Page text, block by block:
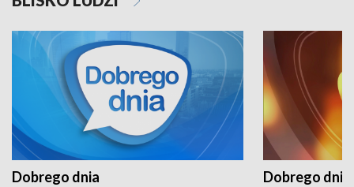
Dobrego dnia Dobrego dnia